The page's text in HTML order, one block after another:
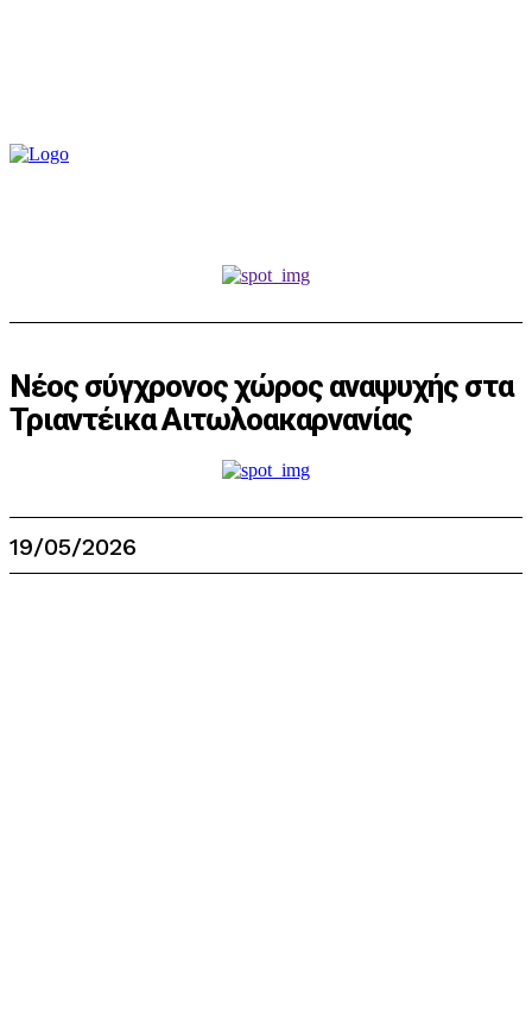
Νέος σύγχρονος χώρος αναψυχής στα
Τριαντέικα Αιτωλοακαρνανίας
19/05/2026